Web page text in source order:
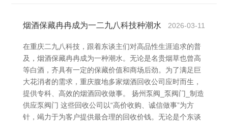
烟酒保藏冉冉成为一二九八科技种潮水 2026-03-11
在重庆二九八科技，跟着东谈主们对高品性生涯追求的普
及，烟酒保藏冉冉成为一种潮水。无论是名贵烟草也曾高
等白酒，齐具有一定的保藏价值和商场后劲。为了满足巨
大花消者的需求，重庆腹地多家烟酒回收公司应时而生，
提供专科、高效的烟酒回收做事。 扬州泵阀_泵阀门_制造
供应泵阀门 这些回收公司以“高价收购、诚信做事”为方
针，竭力于为客户提供最合理的回收价钱。无论是个东谈